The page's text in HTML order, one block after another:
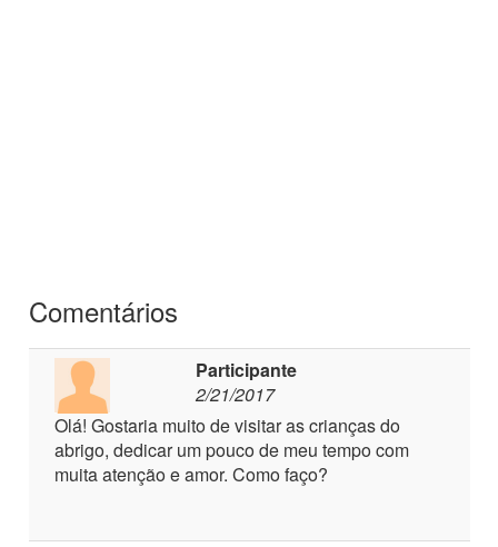
Comentários
Participante
2/21/2017
Olá! Gostaria muito de visitar as crianças do
abrigo, dedicar um pouco de meu tempo com
muita atenção e amor. Como faço?